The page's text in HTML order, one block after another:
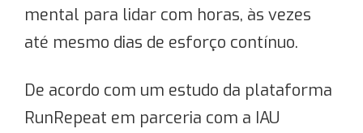
mental para lidar com horas, às vezes
até mesmo dias de esforço contínuo.
De acordo com um estudo da plataforma
RunRepeat em parceria com a IAU